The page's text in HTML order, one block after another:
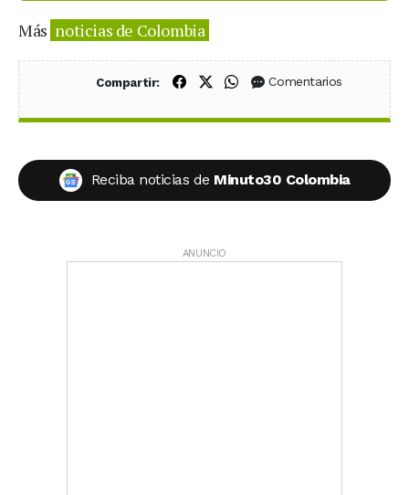
Más noticias de Colombia
Compartir: Compartir en Facebook
Compartir en X (Twitter)
Compartir en WhatsApp
Comentarios
Reciba noticias de Minuto30 Colombia
ANUNCIO